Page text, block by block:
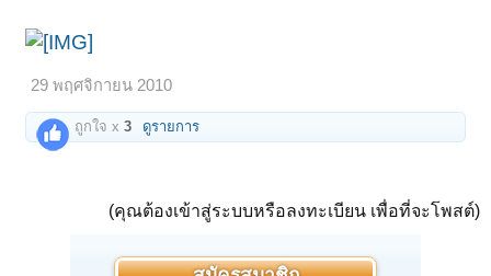
29 พฤศจิกายน 2010
ถูกใจ x3 ดูรายการ
(คุณต้องเข้าสู่ระบบหรือลงทะเบียน เพื่อที่จะโพสต์)